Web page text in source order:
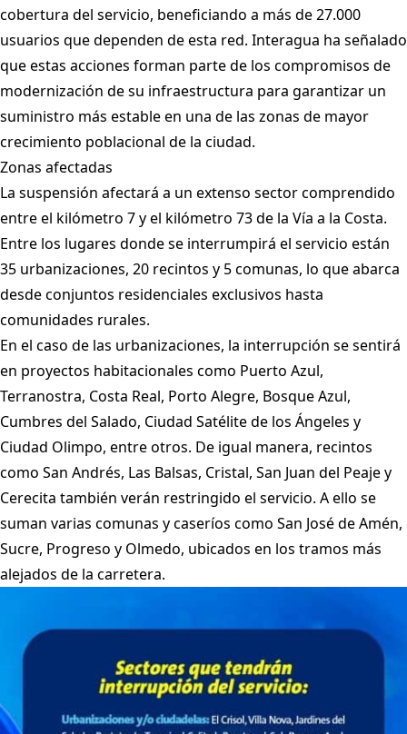
cobertura del servicio, beneficiando a más de 27.000
usuarios que dependen de esta red. Interagua ha señalado
que estas acciones forman parte de los compromisos de
modernización de su infraestructura para garantizar un
suministro más estable en una de las zonas de mayor
crecimiento poblacional de la ciudad.
Zonas afectadas
La suspensión afectará a un extenso sector comprendido
entre el kilómetro 7 y el kilómetro 73 de la Vía a la Costa.
Entre los lugares donde se interrumpirá el servicio están
35 urbanizaciones, 20 recintos y 5 comunas, lo que abarca
desde conjuntos residenciales exclusivos hasta
comunidades rurales.
En el caso de las urbanizaciones, la interrupción se sentirá
en proyectos habitacionales como Puerto Azul,
Terranostra, Costa Real, Porto Alegre, Bosque Azul,
Cumbres del Salado, Ciudad Satélite de los Ángeles y
Ciudad Olimpo, entre otros. De igual manera, recintos
como San Andrés, Las Balsas, Cristal, San Juan del Peaje y
Cerecita también verán restringido el servicio. A ello se
suman varias comunas y caseríos como San José de Amén,
Sucre, Progreso y Olmedo, ubicados en los tramos más
alejados de la carretera.